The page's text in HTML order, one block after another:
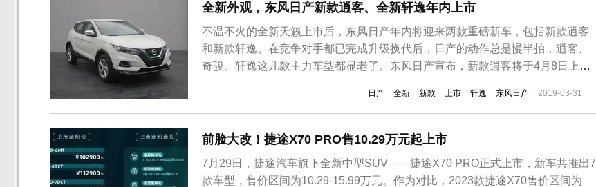
全新外观，东风日产新款逍客、全新轩逸年内上市
不温不火的全新天籁上市后，东风日产年内将迎来两款重磅新车，包括新款逍客
和新款轩逸。在竞争对手都已完成升级换代后，日产的动作总是慢半拍，逍客、
奇骏、轩逸这几款主力车型都显老了。东风日产宣布，新款逍客将于4月8日上
家族“V-Motion”的造型设计将在旗下新车型上得到普及，新款逍客也将使用该造
型，黑色的进气格栅面积更大，标志性的...
日产 全新 新款 上市 轩逸 东风日产 2019-03-31
前脸大改！捷途X70 PRO售10.29万元起上市
7月29日，捷途汽车旗下全新中型SUV——捷途X70 PRO正式上市，新车共推出7
款车型，售价区间为10.29-15.99万元。作为对比，2023款捷途X70售价区间为